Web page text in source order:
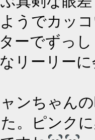
日06:12
はようご
ございます
れ、たく